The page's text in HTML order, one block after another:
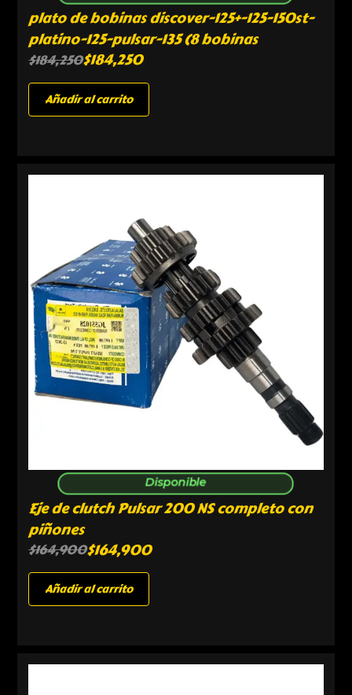
plato de bobinas discover-125+-125-150st-
platino-125-pulsar-135 (8 bobinas
$184,250$184,250
Añadir al carrito
Disponible
Eje de clutch Pulsar 200 NS completo con
piñones
$164,900$164,900
Añadir al carrito